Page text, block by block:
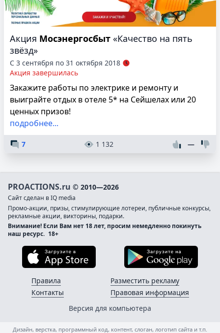
Акция Мосэнергосбыт «Качество на пять
звёзд»
С 3 сентября по 31 октября 2018
Акция завершилась
Закажите работы по электрике и ремонту и
выиграйте отдых в отеле 5* на Сейшелах или 20
ценных призов!
подробнее...
7 1 132 —
PROACTIONS.ru © 2010—2026
Сайт сделан в IQ media
Промо-акции, призы, стимулирующие лотереи, публичные конкурсы,
рекламные акции, викторины, подарки.
Внимание! Если Вам нет 18 лет, просим немедленно покинуть
наш ресурс. 18+
Загрузите в App Store
Правила
Контакты
Разместить рекламу
Правовая информация
Версия для компьютера
Дизайн, верстка, программный код, контент, слоган, логотип сайта и т.п.